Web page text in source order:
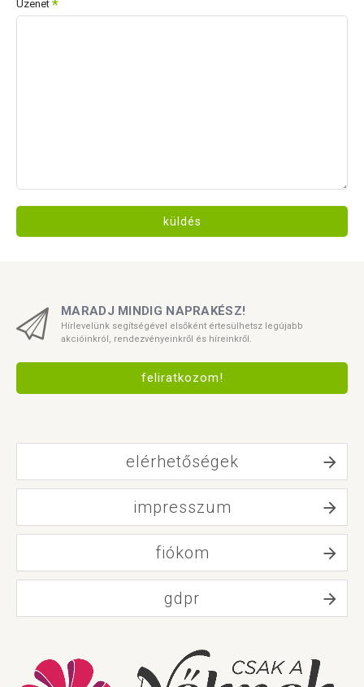
Üzenet
küldés
MARADJ MINDIG NAPRAKÉSZ!
Hírlevelünk segítségével elsőként értesülhetsz legújabb
akcióinkról, rendezvényeinkről és híreinkről.
feliratkozom!
elérhetőségek
impresszum
fiókom
gdpr